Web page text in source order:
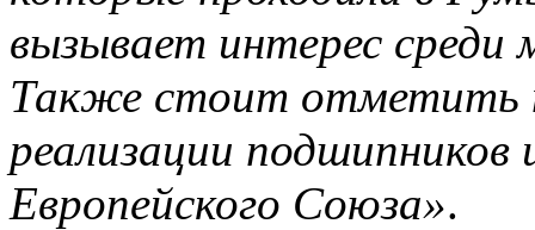
вызывает интерес среди
Также стоит отметить
реализации
Европейского Союза».